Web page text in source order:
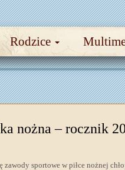
Rodzice
nożna – rocznik
zawody sportowe w piłce nożnej